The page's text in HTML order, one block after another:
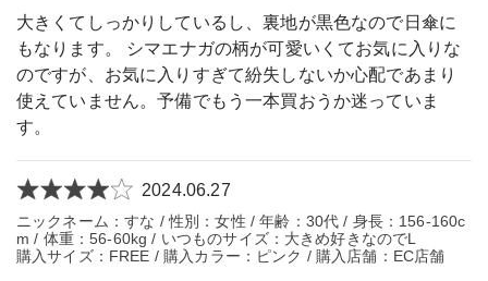
大きくてしっかりしているし、裏地が黒色なので日傘に
もなります。 シマエナガの柄が可愛いくてお気に入りな
のですが、お気に入りすぎて紛失しないか心配であまり
使えていません。予備でもう一本買おうか迷っていま
す。
2024.06.27
ニックネーム：すな / 性別：女性 / 年齢：30代 / 身長：156-160c
m / 体重：56-60kg / いつものサイズ：大きめ好きなのでL
購入サイズ：FREE / 購入カラー：ピンク / 購入店舗：EC店舗